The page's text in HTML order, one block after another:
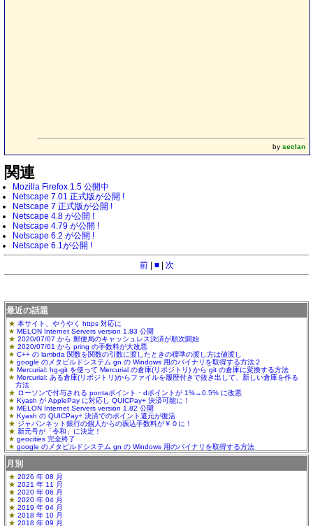
by seclan
関連
Mozilla Firefox 1.5 公開中
Netscape 7.01 正式版が公開 !
Netscape 7 正式版が公開 !
Netscape 4.8 が公開 !
Netscape 4.79 が公開 !
Netscape 6.2 が公開 !
Netscape 6.1が公開 !
前| ■| 次
最近の話題
本サイト、やうやく https 対応に
MELON Internet Servers version 1.83 公開
2020/07/07 から 郵便局のキャッシュレス決済が順次開始
2020/07/01 から pring の手数料が大改悪
C++ の lambda 関数を関数の引数に渡したときの標準の渡し方は値渡し
google のメタビルドシステム gn の Windows 用のバイナリを取得する方法２
Mercurial: hg-git を使って Mercurial の倉庫(リポジトリ) から git の倉庫に変換する方法
Mercurial: ある倉庫(リポジトリ)からファイルを履歴付きで抜き出して、新しい倉庫を作る
方法
ローソンで付与される pontaポイント・dポイントが 1%→0.5% に改悪
Kyash が ApplePay に対応し QUICPay+ 決済可能に！
MELON Internet Servers version 1.82 公開
Kyash の QUICPay+ 決済でのポイント還元が復活
ジャパンネット銀行の個人からの振込手数料が￥０に！
新元号が「令和」に決定！
geocities 完全終了
google のメタビルドシステム gn の Windows 用のバイナリを取得する方法
月別
2026 年 08 月
2021 年 11 月
2020 年 06 月
2020 年 04 月
2019 年 04 月
2018 年 10 月
2018 年 09 月